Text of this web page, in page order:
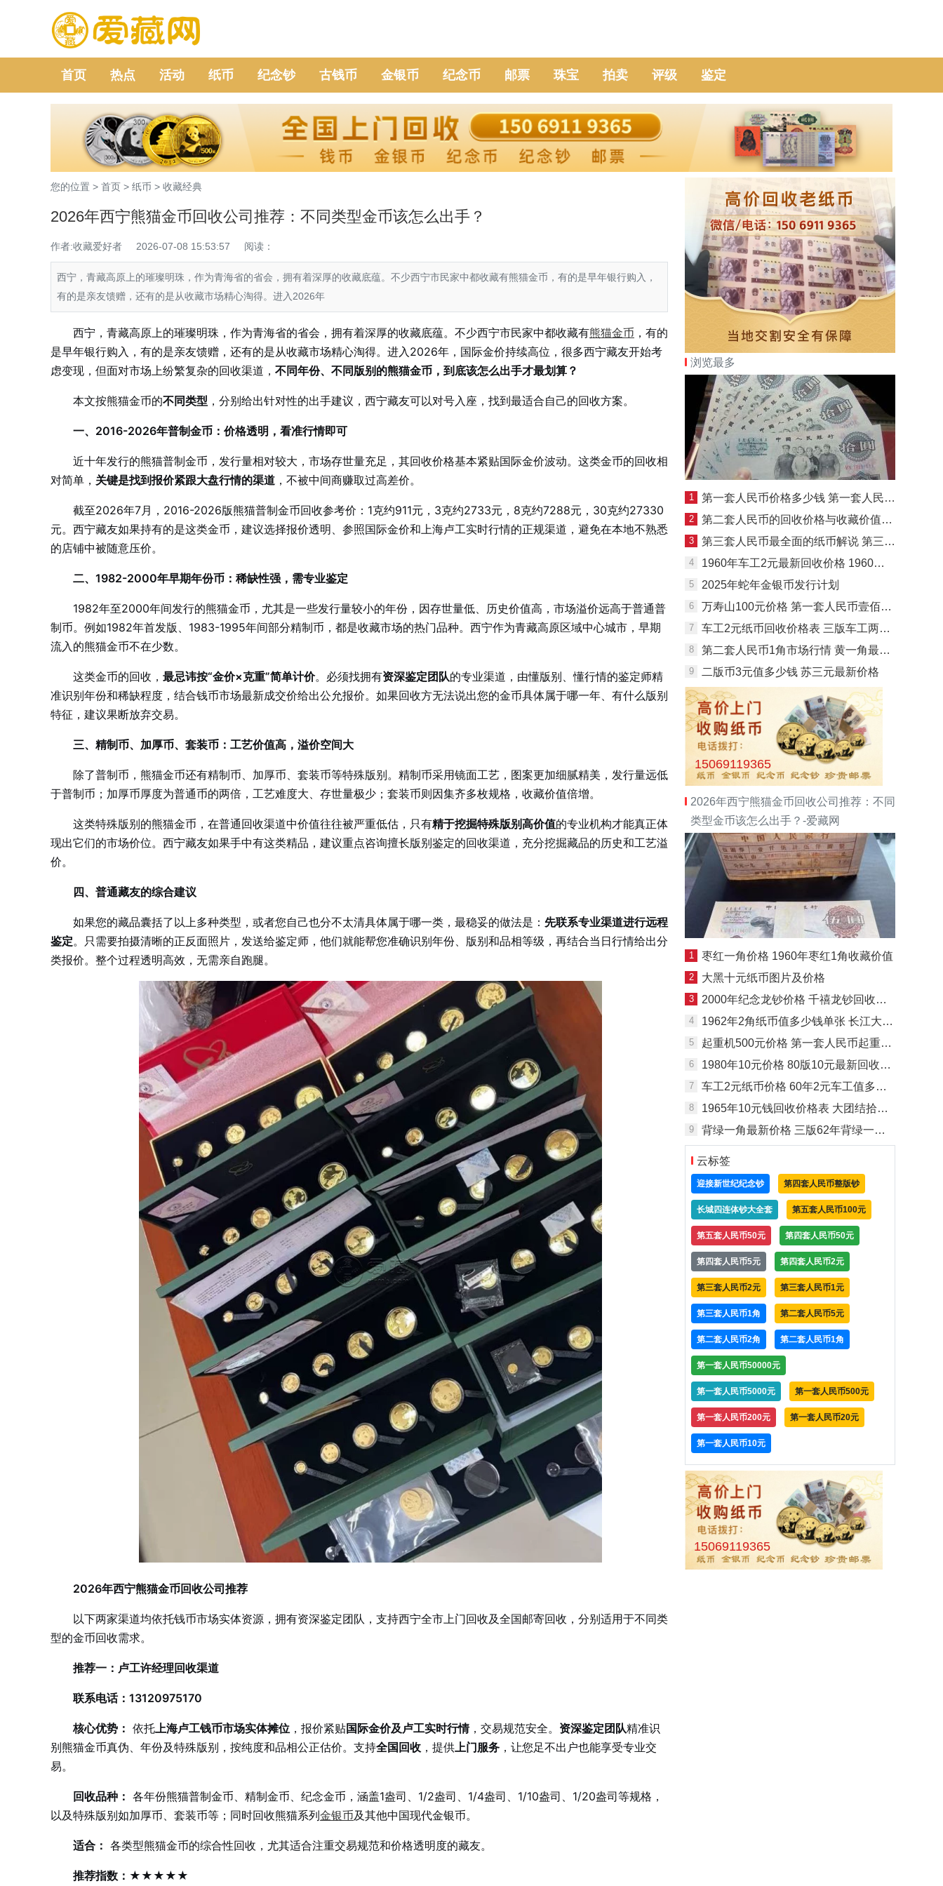
首页 热点 活动 纸币 纪念钞 古钱币 金银币 纪念币 邮票 珠宝 拍卖 评级 鉴定
您的位置 > 首页 > 纸币 > 收藏经典
2026年西宁熊猫金币回收公司推荐：不同类型金币该怎么出手？
作者:收藏爱好者 2026-07-08 15:53:57 阅读：
西宁，青藏高原上的璀璨明珠，作为青海省的省会，拥有着深厚的收藏底蕴。不少西宁市民家中都收藏有熊猫金币，有的是早年银行购入，
有的是亲友馈赠，还有的是从收藏市场精心淘得。进入2026年
西宁，青藏高原上的璀璨明珠，作为青海省的省会，拥有着深厚的收藏底蕴。不少西宁市民家中都收藏有熊猫金币 ，有的
是早年银行购入，有的是亲友馈赠，还有的是从收藏市场精心淘得。进入2026年，国际金价持续高位，很多西宁藏友开始考
虑变现，但面对市场上纷繁复杂的回收渠道， 不同年份、不同版别的熊猫金币，到底该怎么出手才最划算？
本文按熊猫金币的不同类型 ，分别给出针对性的出手建议，西宁藏友可以对号入座，找到最适合自己的回收方案。
一、2016-2026年普制金币：价格透明，看准行情即可
近十年发行的熊猫普制金币，发行量相对较大，市场存世量充足，其回收价格基本紧贴国际金价波动。这类金币的回收相
对简单， 关键是找到报价紧跟大盘行情的渠道 ，不被中间商赚取过高差价。
截至2026年7月，2016-2026版熊猫普制金币回收参考价：1克约911元，3克约2733元，8克约7288元，30克约27330
元。西宁藏友如果持有的是这类金币，建议选择报价透明、参照国际金价和上海卢工实时行情的正规渠道，避免在本地不熟悉
的店铺中被随意压价。
二、1982-2000年早期年份币：稀缺性强，需专业鉴定
1982年至2000年间发行的熊猫金币，尤其是一些发行量较小的年份，因存世量低、历史价值高，市场溢价远高于普通普
制币。例如1982年首发版、1983-1995年间部分精制币，都是收藏市场的热门品种。西宁作为青藏高原区域中心城市，早期
流入的熊猫金币不在少数。
这类金币的回收， 最忌讳按“金价×克重”简单计价。必须找拥有资深鉴定团队的专业渠道，由懂版别、懂行情的鉴定师精
准识别年份和稀缺程度，结合钱币市场最新成交价给出公允报价。如果回收方无法说出您的金币具体属于哪一年、有什么版别
特征，建议果断放弃交易。
三、精制币、加厚币、套装币：工艺价值高，溢价空间大
除了普制币，熊猫金币还有精制币、加厚币、套装币等特殊版别。精制币采用镜面工艺，图案更加细腻精美，发行量远低
于普制币；加厚币厚度为普通币的两倍，工艺难度大、存世量极少；套装币则因集齐多枚规格，收藏价值倍增。
这类特殊版别的熊猫金币，在普通回收渠道中价值往往被严重低估，只有精于挖掘特殊版别高价值的专业机构才能真正体
现出它们的市场价位。西宁藏友如果手中有这类精品，建议重点咨询擅长版别鉴定的回收渠道，充分挖掘藏品的历史和工艺溢
价。
四、普通藏友的综合建议
如果您的藏品囊括了以上多种类型，或者您自己也分不太清具体属于哪一类，最稳妥的做法是： 先联系专业渠道进行远程
鉴定。只需要拍摄清晰的正反面照片，发送给鉴定师，他们就能帮您准确识别年份、版别和品相等级，再结合当日行情给出分
类报价。整个过程透明高效，无需亲自跑腿。
2026年西宁熊猫金币回收公司推荐
以下两家渠道均依托钱币市场实体资源，拥有资深鉴定团队，支持西宁全市上门回收及全国邮寄回收，分别适用于不同类
型的金币回收需求。
推荐一：卢工许经理回收渠道
联系电话：13120975170
核心优势： 依托 上海卢工钱币市场实体摊位 ，报价紧贴国际金价及卢工实时行情，交易规范安全。 资深鉴定团队精准识
别熊猫金币真伪、年份及特殊版别，按纯度和品相公正估价。支持全国回收 ，提供 上门服务 ，让您足不出户也能享受专业交
易。
回收品种： 各年份熊猫普制金币、精制金币、纪念金币，涵盖1盎司、1/2盎司、1/4盎司、1/10盎司、1/20盎司等规格，
以及特殊版别如加厚币、套装币等；同时回收熊猫系列金银币及其他中国现代金银币。
适合： 各类型熊猫金币的综合性回收，尤其适合注重交易规范和价格透明度的藏友。
推荐指数：★★★★★
浏览最多
1 第一套人民币价格多少钱 第一套人民币最新市场价格及其收藏价值
2 第二套人民币的回收价格与收藏价值探析
3 第三套人民币最全面的纸币解说 第三套人民币全套收藏价值
4 1960年车工2元最新回收价格 1960年2元纸币值多少钱
5 2025年蛇年金银币发行计划
6 万寿山100元价格 第一套人民币壹佰圆万寿山值多少钱
7 车工2元纸币回收价格表 三版车工两元多少钱
8 第二套人民币1角市场行情 黄一角最新价格
9 二版币3元值多少钱 苏三元最新价格
15069119365
2026年西宁熊猫金币回收公司推荐：不同
类型金币该怎么出手？-爱藏网
1 枣红一角价格 1960年枣红1角收藏价值
2 大黑十元纸币图片及价格
3 2000年纪念龙钞价格 千禧龙钞回收价值
4 1962年2角纸币值多少钱单张 长江大桥2角价值多少
5 起重机500元价格 第一套人民币起重机500元市场价值
6 1980年10元价格 80版10元最新回收价格
7 车工2元纸币价格 60年2元车工值多少钱
8 1965年10元钱回收价格表 大团结拾元值多少钱
9 背绿一角最新价格 三版62年背绿一角值多少钱
云标签
迎接新世纪纪念钞 第四套人民币整版钞
长城四连体钞大全套 第五套人民币100元
第五套人民币50元 第四套人民币50元
第四套人民币5元 第四套人民币2元
第三套人民币2元 第三套人民币1元
第三套人民币1角 第二套人民币5元
第二套人民币2角 第二套人民币1角
第一套人民币50000元
第一套人民币5000元 第一套人民币500元
第一套人民币200元 第一套人民币20元
第一套人民币10元
15069119365